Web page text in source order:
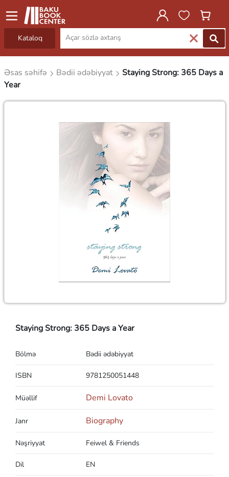
Kataloq
Əsas səhifə Bədii ədəbiyyat
Staying Strong: 365 Days a
Year
Staying Strong: 365 Days a Year
Bölmə Bədii ədəbiyyat
ISBN 9781250051448
Müəllif Demi Lovato
Janr Biography
Nəşriyyat Feiwel & Friends
Dil EN